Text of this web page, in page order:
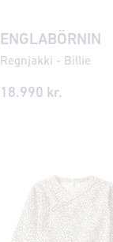
ENGLABÖRNIN
Regnjakki - Billie
18.990 kr.